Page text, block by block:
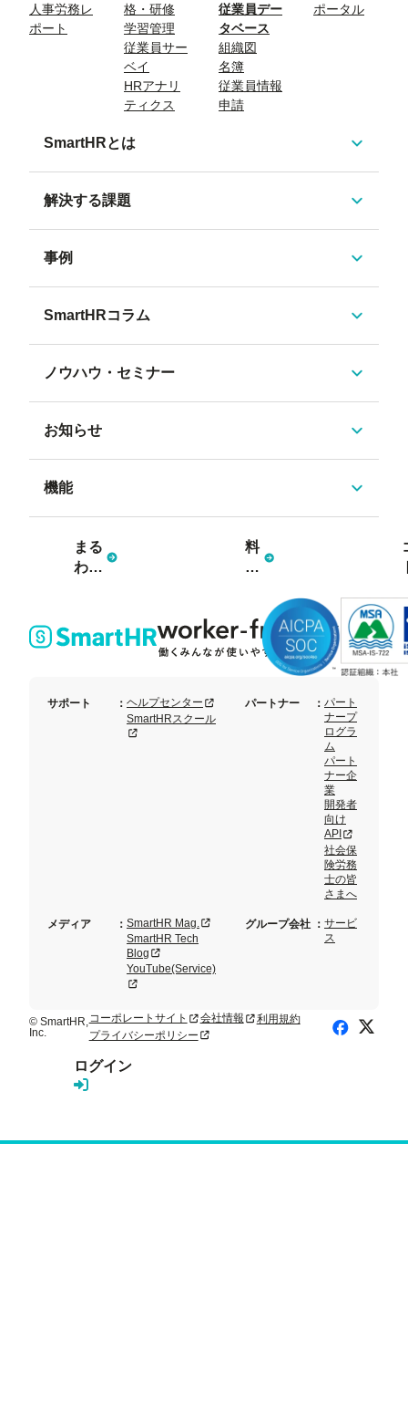
人事労務レ
ポート
格・研修
学習管理
従業員サー
ベイ
HRアナリ
ティクス
従業員デー
タベース
組織図
名簿
従業員情報
申請
ポータル
SmartHRとは
解決する課題
事例
SmartHRコラム
ノウハウ・セミナー
お知らせ
機能
まる
わか
セッ
料
金
ン
サポート ： ヘルプセンター 新規タブまたはウィンドウで開く
SmartHRスクール
新規タブまたはウィンドウで開く
メディア ： SmartHR Mag. 新規タブまたはウィンドウで開く
SmartHR Tech
Blog 新規タブまたはウィンドウで開く
YouTube(Service)
新規タブまたはウィンドウで開く
パートナー ： パート
ナープ
ログラ
ム
パート
ナー企
業
開発者
向け
API新規タブま
社会保
険労務
士の皆
さまへ
グループ会社 ： サービ
ス
© SmartHR,
Inc.
コーポレートサイト 新規タブまたはウィンドウで開く
会社情報新規タブまたはウィンドウで開く
利用規約
プライバシーポリシー新規タブまたはウィンドウで開くFacebook
X
ログイン